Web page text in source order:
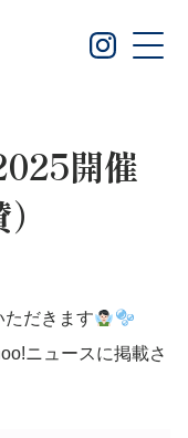
開催
ただきます
ニュースに掲載さ